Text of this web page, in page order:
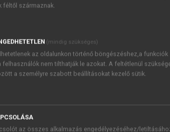
Kérek értesítést a MeRSZ
Kérek értesítést az
féltől származnak.
(mindig szükséges)
az oldalunkon történő böngészéshez,a funkciók
felhasználók nem tilthatják le azokat. A feltétlenül
a személyre szabott beállításokat kezelő sütik.
az összes alkalmazás engedélyezéséhez/